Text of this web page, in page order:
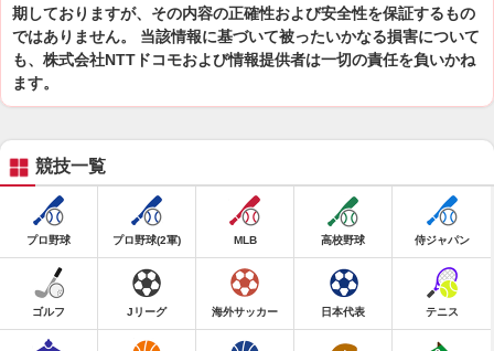
期しておりますが、その内容の正確性および安全性を保証するもの
ではありません。 当該情報に基づいて被ったいかなる損害について
も、株式会社NTTドコモおよび情報提供者は一切の責任を負いかね
ます。
競技一覧
プロ野球 プロ野球(2軍) MLB 高校野球 侍ジャパン
ゴルフ Jリーグ 海外サッカー 日本代表 テニス